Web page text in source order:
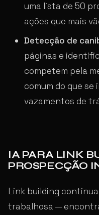
uma lista de 50
ações que mais
Detecção de
páginas e
competem pela
comum do que se
vazamentos de
IA PARA LINK
PROSPECÇÃO
Link building
trabalhosa —